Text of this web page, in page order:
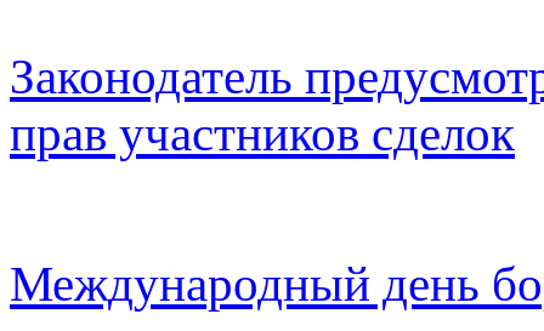
Законодатель
прав участников сделок
Международный день